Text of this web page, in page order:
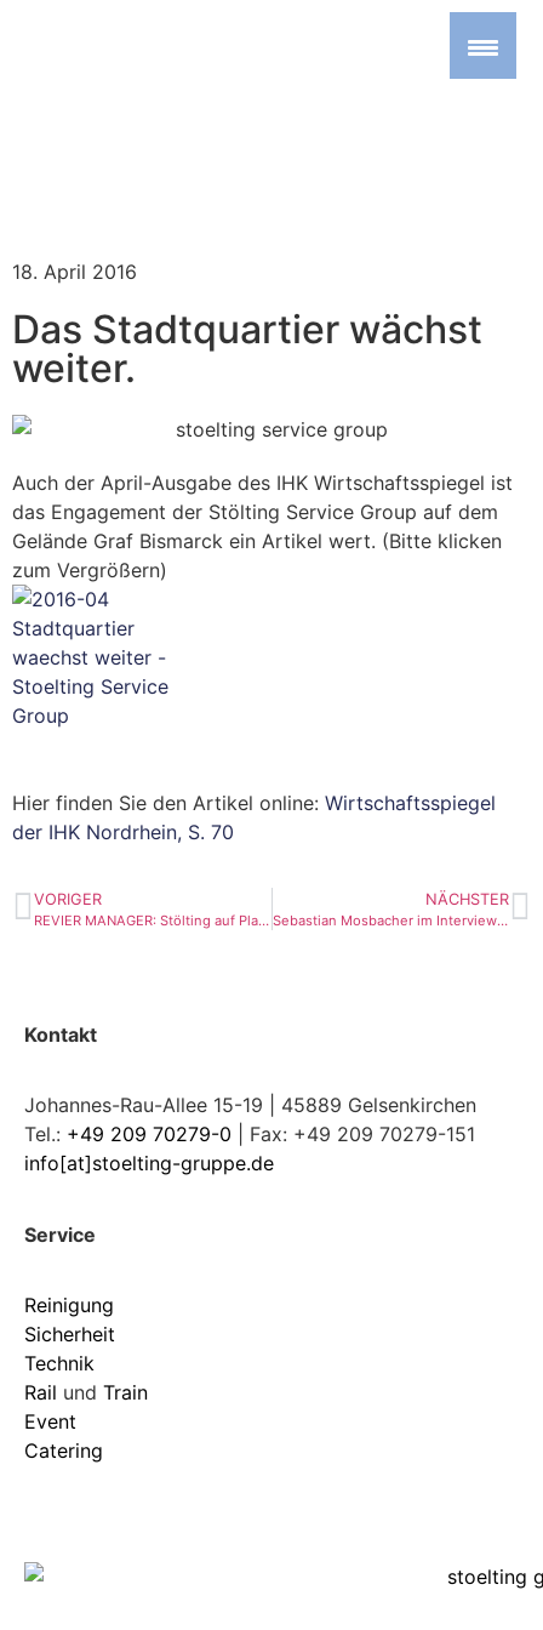
18. April 2016
Das Stadtquartier wächst
weiter.
Auch der April-Ausgabe des IHK Wirtschaftsspiegel ist
das Engagement der Stölting Service Group auf dem
Gelände Graf Bismarck ein Artikel wert. (Bitte klicken
zum Vergrößern)
Hier finden Sie den Artikel online: Wirtschaftsspiegel
der IHK Nordrhein, S. 70
VORIGER
REVIER MANAGER: Stölting auf Platz 1 der Gebäudedienstleister im Revier
NÄCHSTER
Sebastian Mosbacher im Interview mit GE-Spräch
Kontakt
Johannes-Rau-Allee 15-19 | 45889 Gelsenkirchen
Tel.: +49 209 70279-0 | Fax: +49 209 70279-151
info[at]stoelting-gruppe.de
Service
Reinigung
Sicherheit
Technik
Rail und Train
Event
Catering